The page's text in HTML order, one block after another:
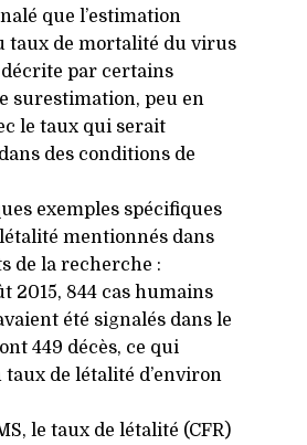
que l’estimation
taux de mortalité du virus
décrite par certains
surestimation, peu en
le taux qui serait
des conditions de
exemples spécifiques
mentionnés dans
de la recherche :
2015, 844 cas humains
été signalés dans le
449 décès, ce qui
taux de létalité d’environ
le taux de létalité (CFR)